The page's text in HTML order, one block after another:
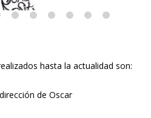
hasta la actualidad son:
de Oscar